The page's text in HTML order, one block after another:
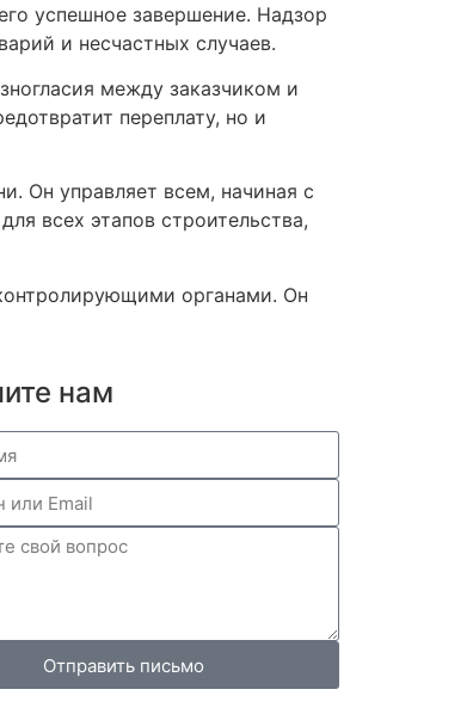
успешное завершение. Надзор
и несчастных случаев.
между заказчиком и
переплату, но и
Он управляет всем, начиная с
всех этапов строительства,
органами. Он
нам
Отправить письмо